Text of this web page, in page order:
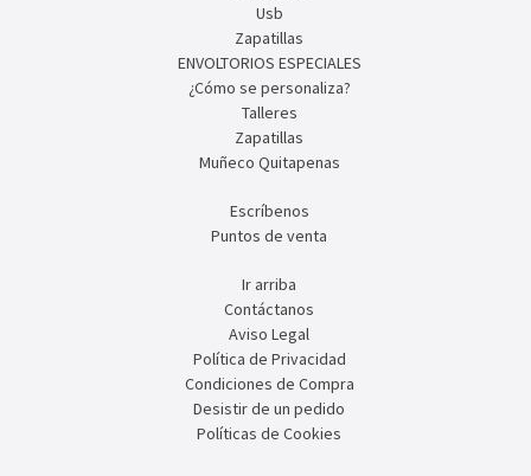
Usb
Zapatillas
ENVOLTORIOS ESPECIALES
¿Cómo se personaliza?
Talleres
Zapatillas
Muñeco Quitapenas
Escríbenos
Puntos de venta
Ir arriba
Contáctanos
Aviso Legal
Política de Privacidad
Condiciones de Compra
Desistir de un pedido
Políticas de Cookies